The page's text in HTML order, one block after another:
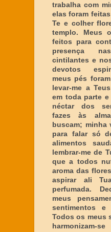
trabalha com
elas foram
Te e colher
templo. Meus
feitos para
presença
cintilantes e
devotos
meus pés
levar-me a
em toda parte
néctar dos
fazes às
buscam; minha
para falar só
alimentos
lembrar-me de
que a todos
aroma das
aspirar ali
perfumada.
meus
sentimentos e
Todos os meus
harmonizam-